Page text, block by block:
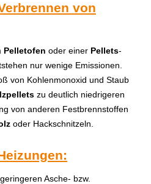
von
Pelletofen oder einer Pellets-
nur wenige Emissionen.
von Kohlenmonoxid und Staub
zu deutlich niedrigeren
von anderen Festbrennstoffen
oder Hackschnitzeln.
Asche- bzw.